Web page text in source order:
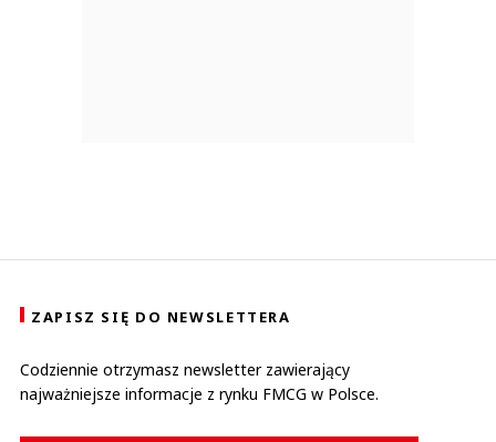
ZAPISZ SIĘ DO NEWSLETTERA
Codziennie otrzymasz newsletter zawierający
najważniejsze informacje z rynku FMCG w Polsce.